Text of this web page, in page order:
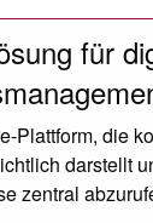
immer im
für
Plattform, die
darstellt
zentral